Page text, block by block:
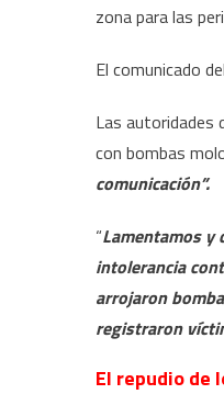
zona para las
El comunicado
Las autoridades
con bombas
comunicación”.
“Lamentamos y
intolerancia
arrojaron
registraron
El repudio de